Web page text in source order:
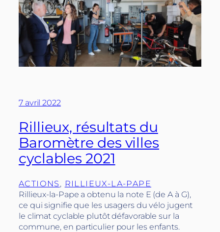
7 avril 2022
Rillieux, résultats du
Baromètre des villes
cyclables 2021
ACTIONS , RILLIEUX-LA-PAPE
Rillieux-la-Pape a obtenu la note E (de A à G),
ce qui signifie que les usagers du vélo jugent
le climat cyclable plutôt défavorable sur la
commune, en particulier pour les enfants.